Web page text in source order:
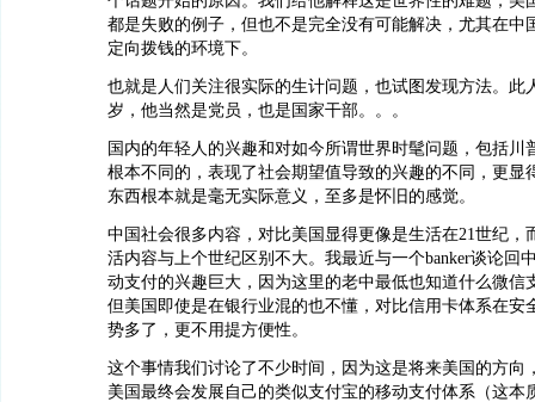
都是失败的例子，但也不是完全没有可能解决，尤其在中
定向拨钱的环境下。
也就是人们关注很实际的生计问题，也试图发现方法。此
岁，他当然是党员，也是国家干部。。。
国内的年轻人的兴趣和对如今所谓世界时髦问题，包括川
根本不同的，表现了社会期望值导致的兴趣的不同，更显
东西根本就是毫无实际意义，至多是怀旧的感觉。
中国社会很多内容，对比美国显得更像是生活在21世纪，
活内容与上个世纪区别不大。我最近与一个banker谈论回
动支付的兴趣巨大，因为这里的老中最低也知道什么微信
但美国即使是在银行业混的也不懂，对比信用卡体系在安
势多了，更不用提方便性。
这个事情我们讨论了不少时间，因为这是将来美国的方向
美国最终会发展自己的类似支付宝的移动支付体系（这本